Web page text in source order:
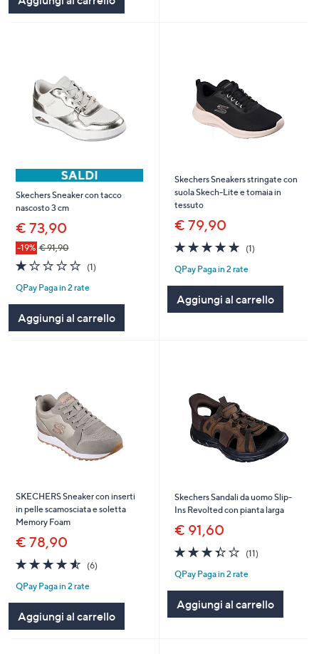
Skechers Sneaker con tacco
nascosto 3 cm
€ 73,90
-19% € 91,90
1.0
of
5
(1)
QPay Paga in 2 rate
Aggiungi al carrello
Skechers Sneakers stringate con
suola Skech-Lite e tomaia in
tessuto
€ 79,90
5.0
of
5
(1)
QPay Paga in 2 rate
Aggiungi al carrello
SKECHERS Sneaker con inserti
in pelle scamosciata e soletta
Memory Foam
€ 78,90
4.5
of
5
(6)6
QPay Paga in 2 rate
Aggiungi al carrello
Skechers Sandali da uomo Slip-
Ins Revolted con pianta larga
€ 91,60
3.4
of
5
(11)
QPay Paga in 2 rate
Aggiungi al carrello